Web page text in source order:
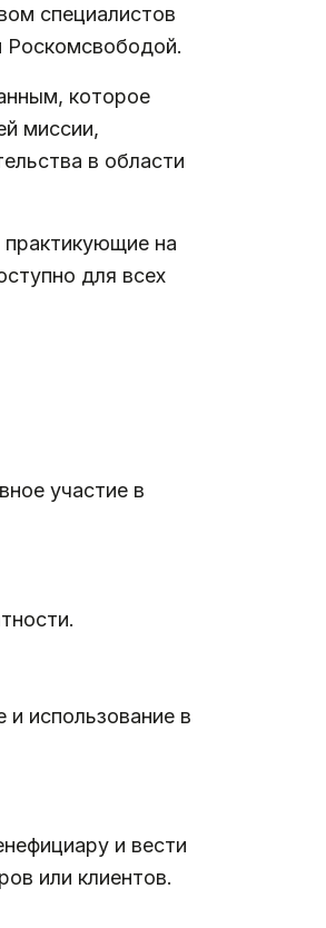
специалистов
Роскомсвободой.
которое
миссии,
в области
на
для всех
участие в
использование в
и вести
или клиентов.